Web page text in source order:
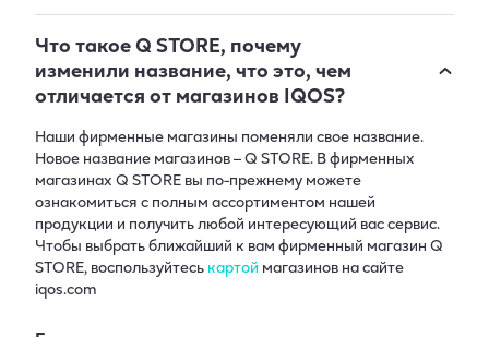
Что такое Q STORE, почему
изменили название, что это, чем
отличается от магазинов IQOS?
Наши фирменные магазины поменяли свое название.
Новое название магазинов – Q STORE. В фирменных
магазинах Q STORE вы по-прежнему можете
ознакомиться с полным ассортиментом нашей
продукции и получить любой интересующий вас сервис.
Чтобы выбрать ближайший к вам фирменный магазин Q
STORE, воспользуйтеськартой магазинов на сайте
iqos.com